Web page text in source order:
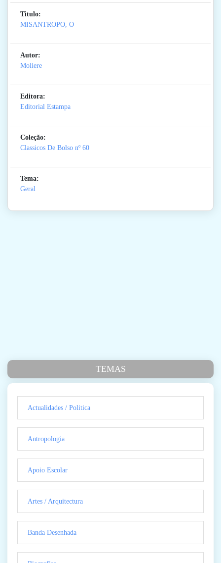
Titulo:
MISANTROPO, O
Autor:
Moliere
Editora:
Editorial Estampa
Coleção:
Classicos De Bolso nº 60
Tema:
Geral
TEMAS
Actualidades / Politica
Antropologia
Apoio Escolar
Artes / Arquitectura
Banda Desenhada